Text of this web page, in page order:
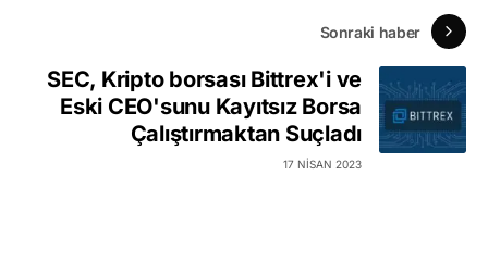
Sonraki haber
SEC, Kripto borsası Bittrex'i ve
Eski CEO'sunu Kayıtsız Borsa
Çalıştırmaktan Suçladı
17 NISAN 2023